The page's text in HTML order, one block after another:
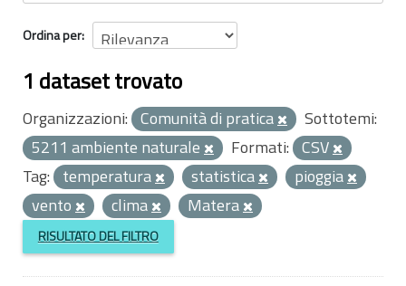
Ordina per
1 dataset trovato
Organizzazioni: Comunità di pratica
Sottotemi:
5211 ambiente naturale
Formati: CSV
Tag: temperatura statistica
pioggia
vento
clima Matera
RISULTATO DEL FILTRO